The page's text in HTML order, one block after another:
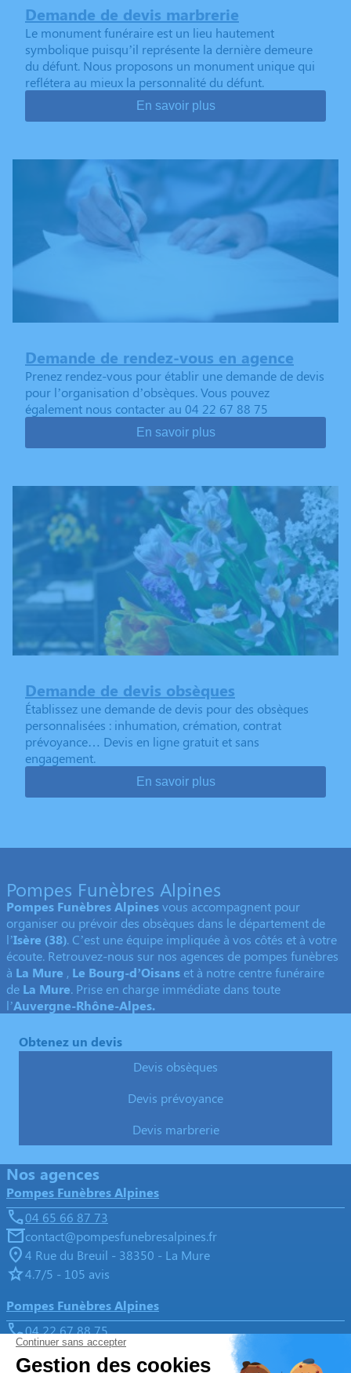
Demande de devis marbrerie
Le monument funéraire est un lieu hautement
symbolique puisqu’il représente la dernière demeure
du défunt. Nous proposons un monument unique qui
reflétera au mieux la personnalité du défunt.
En savoir plus
Demande de rendez-vous en agence
Prenez rendez-vous pour établir une demande de devis
pour l’organisation d’obsèques. Vous pouvez
également nous contacter au 04 22 67 88 75
En savoir plus
Demande de devis obsèques
Établissez une demande de devis pour des obsèques
personnalisées : inhumation, crémation, contrat
prévoyance… Devis en ligne gratuit et sans
engagement.
En savoir plus
Pompes Funèbres Alpines
Pompes Funèbres Alpinesvous accompagnent pour
organiser ou prévoir des obsèques dans le département de
l’Isère (38). C’est une équipe impliquée à vos côtés et à votre
écoute. Retrouvez-nous sur nos agences de pompes funèbres
à La Mure , Le Bourg-d’Oisans et à notre centre funéraire
de La Mure. Prise en charge immédiate dans toute
l’Auvergne-Rhône-Alpes.
Obtenez un devis
Devis obsèques
Devis prévoyance
Devis marbrerie
Nos agences
Pompes Funèbres Alpines
04 65 66 87 73
contact@pompesfunebresalpines.fr
4 Rue du Breuil - 38350 - La Mure
4.7/5 - 105 avis
Pompes Funèbres Alpines
04 22 67 88 75
contact@pompesfunebresalpines.fr
167 Rue des Cristalliers - 38520 - Le Bourg-d'Oisans